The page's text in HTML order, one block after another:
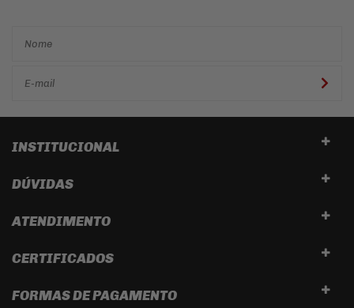
INSTITUCIONAL
DÚVIDAS
ATENDIMENTO
CERTIFICADOS
FORMAS DE PAGAMENTO